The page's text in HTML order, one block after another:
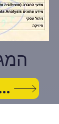
מידע כללי על